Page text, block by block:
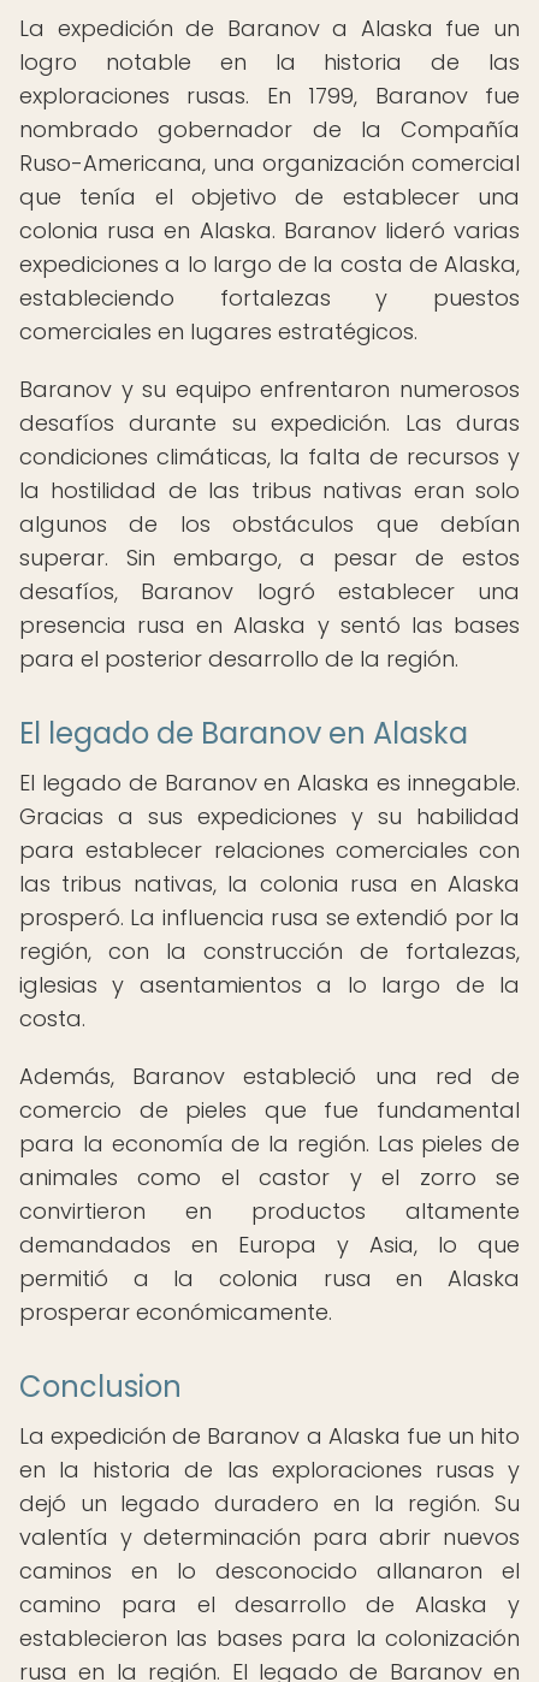
La expedición de Baranov a Alaska fue un
logro notable en la historia de las
exploraciones rusas. En 1799, Baranov fue
nombrado gobernador de la Compañía
Ruso-Americana, una organización comercial
que tenía el objetivo de establecer una
colonia rusa en Alaska. Baranov lideró varias
expediciones a lo largo de la costa de Alaska,
estableciendo fortalezas y puestos
comerciales en lugares estratégicos.
Baranov y su equipo enfrentaron numerosos
desafíos durante su expedición. Las duras
condiciones climáticas, la falta de recursos y
la hostilidad de las tribus nativas eran solo
algunos de los obstáculos que debían
superar. Sin embargo, a pesar de estos
desafíos, Baranov logró establecer una
presencia rusa en Alaska y sentó las bases
para el posterior desarrollo de la región.
El legado de Baranov en Alaska
El legado de Baranov en Alaska es innegable.
Gracias a sus expediciones y su habilidad
para establecer relaciones comerciales con
las tribus nativas, la colonia rusa en Alaska
prosperó. La influencia rusa se extendió por la
región, con la construcción de fortalezas,
iglesias y asentamientos a lo largo de la
costa.
Además, Baranov estableció una red de
comercio de pieles que fue fundamental
para la economía de la región. Las pieles de
animales como el castor y el zorro se
convirtieron en productos altamente
demandados en Europa y Asia, lo que
permitió a la colonia rusa en Alaska
prosperar económicamente.
Conclusion
La expedición de Baranov a Alaska fue un hito
en la historia de las exploraciones rusas y
dejó un legado duradero en la región. Su
valentía y determinación para abrir nuevos
caminos en lo desconocido allanaron el
camino para el desarrollo de Alaska y
establecieron las bases para la colonización
rusa en la región. El legado de Baranov en